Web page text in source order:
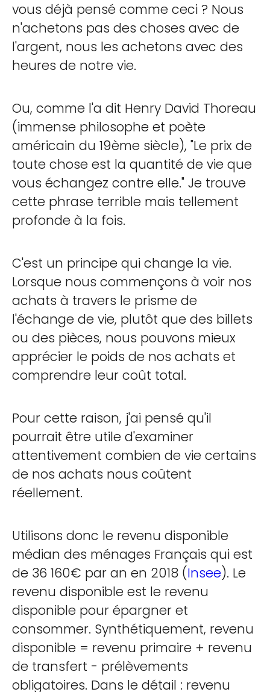
vous déjà pensé comme ceci ? Nous
n'achetons pas des choses avec de
l'argent, nous les achetons avec des
heures de notre vie.
Ou, comme l'a dit Henry David Thoreau
(immense philosophe et poète
américain du 19ème siècle), "Le prix de
toute chose est la quantité de vie que
vous échangez contre elle." Je trouve
cette phrase terrible mais tellement
profonde à la fois.
C'est un principe qui change la vie.
Lorsque nous commençons à voir nos
achats à travers le prisme de
l'échange de vie, plutôt que des billets
ou des pièces, nous pouvons mieux
apprécier le poids de nos achats et
comprendre leur coût total.
Pour cette raison, j'ai pensé qu'il
pourrait être utile d'examiner
attentivement combien de vie certains
de nos achats nous coûtent
réellement.
Utilisons donc le revenu disponible
médian des ménages Français qui est
de 36 160€ par an en 2018 (Insee). Le
revenu disponible est le revenu
disponible pour épargner et
consommer. Synthétiquement, revenu
disponible = revenu primaire + revenu
de transfert - prélèvements
obligatoires. Dans le détail : revenu